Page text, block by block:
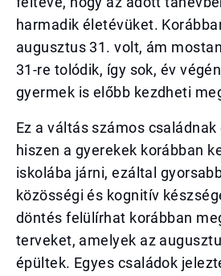
harmadik életévüket.
augusztus 31. volt, ám
31-re tolódik, így sok, év
gyermek is előbb kezdheti
Ez a váltás számos
hiszen a gyerekek korábban
iskolába járni, ezáltal
közösségi és kognitív
döntés felülírhat korábban
terveket, amelyek az
épültek. Egyes családok